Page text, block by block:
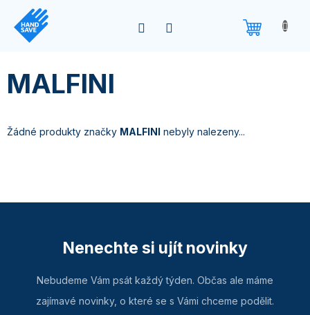
obsah
MALFINI
Žádné produkty značky MALFINI nebyly nalezeny...
Nenechte si ujít novinky
Nebudeme Vám psát každý týden. Občas ale máme
zajímavé novinky, o které se s Vámi chceme podělit.